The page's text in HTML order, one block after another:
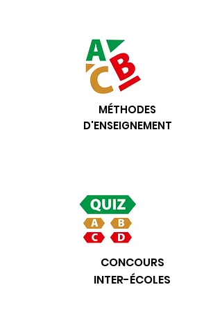
MÉTHODES
D'ENSEIGNEMENT
CONCOURS
INTER-ÉCOLES